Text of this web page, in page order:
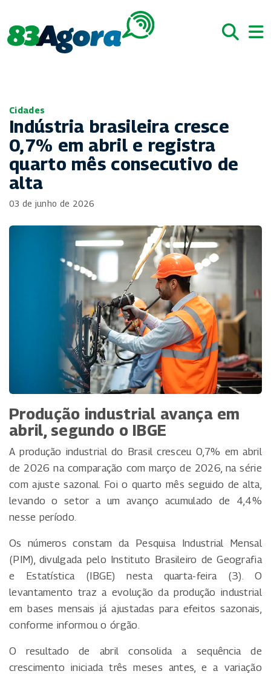
Cidades
Indústria brasileira cresce
0,7% em abril e registra
quarto mês consecutivo de
alta
03 de junho de 2026
Produção industrial avança em
abril, segundo o IBGE
A produção industrial do Brasil cresceu 0,7% em abril
de 2026 na comparação com março de 2026, na série
com ajuste sazonal. Foi o quarto mês seguido de alta,
levando o setor a um avanço acumulado de 4,4%
nesse período.
Os números constam da Pesquisa Industrial Mensal
(PIM), divulgada pelo Instituto Brasileiro de Geografia
e Estatística (IBGE) nesta quarta-feira (3). O
levantamento traz a evolução da produção industrial
em bases mensais já ajustadas para efeitos sazonais,
conforme informou o órgão.
O resultado de abril consolida a sequência de
crescimento iniciada três meses antes, e a variação